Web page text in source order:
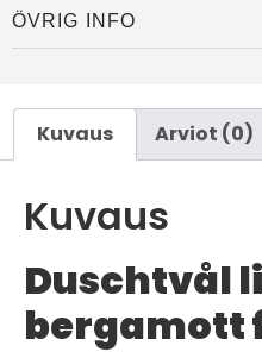
ÖVRIG INFO
Kuvaus Arviot (0)
Kuvaus
Duschtvål
bergamott